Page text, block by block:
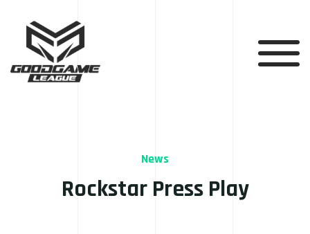
News
Rockstar Press Play